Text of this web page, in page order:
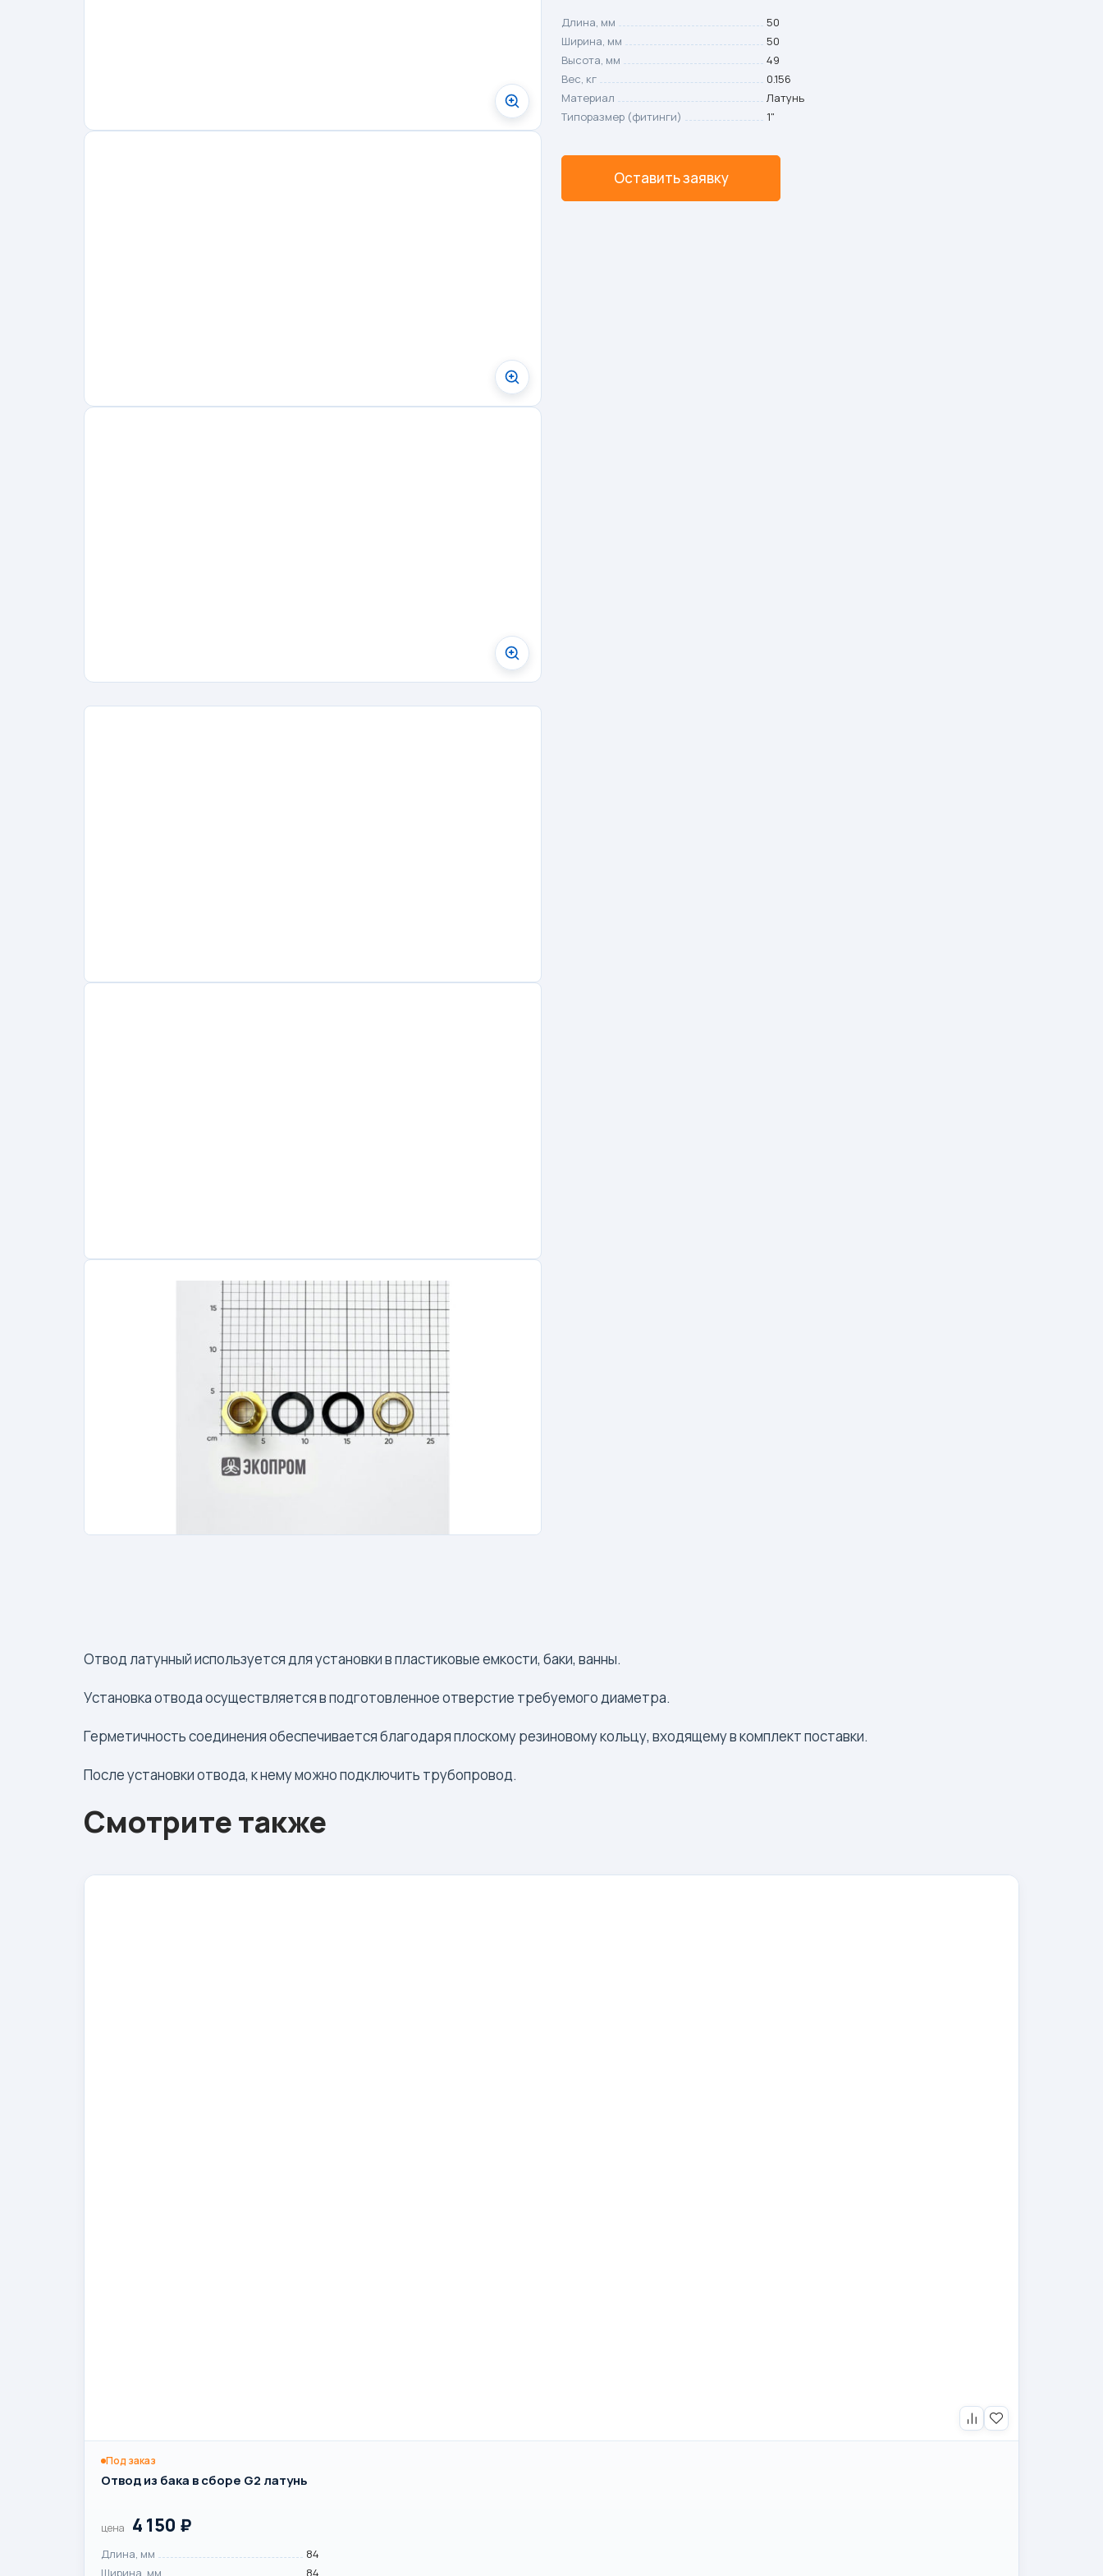
Длина, мм
50
Ширина, мм
50
Высота, мм
49
Вес, кг
0.156
Материал
Латунь
Типоразмер (фитинги)
1"
Оставить заявку
Отвод латунный используется для установки в пластиковые емкости, баки, ванны.
Установка отвода осуществляется в подготовленное отверстие требуемого диаметра.
Герметичность соединения обеспечивается благодаря плоскому резиновому кольцу, входящему в комплект поставки.
После установки отвода, к нему можно подключить трубопровод.
Смотрите также
Под заказ
Отвод из бака в сборе G2 латунь
цена 4 150 ₽
Длина, мм
84
Ширина, мм
84